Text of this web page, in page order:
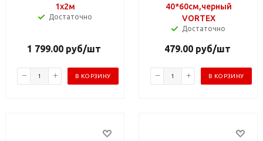
1х2м
Достаточно
1 799.00 руб/шт
В КОРЗИНУ
40*60см,черный
VORTEX
Достаточно
479.00руб/шт
В КОРЗИНУ